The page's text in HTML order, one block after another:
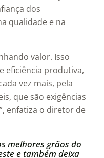
dos
qualidade e na
valor. Isso
eficiência produtiva,
vez mais, pela
que são exigências
enfatiza o diretor de
melhores grãos do
e também deixa